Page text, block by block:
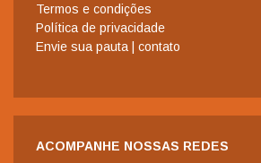
Termos e condições
Política de privacidade
Envie sua pauta | contato
ACOMPANHE NOSSAS REDES